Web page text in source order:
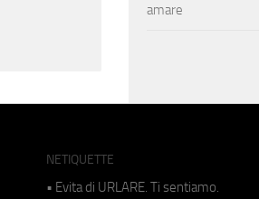
amare
NETIQUETTE
• Evita di URLARE. Ti sentiamo.